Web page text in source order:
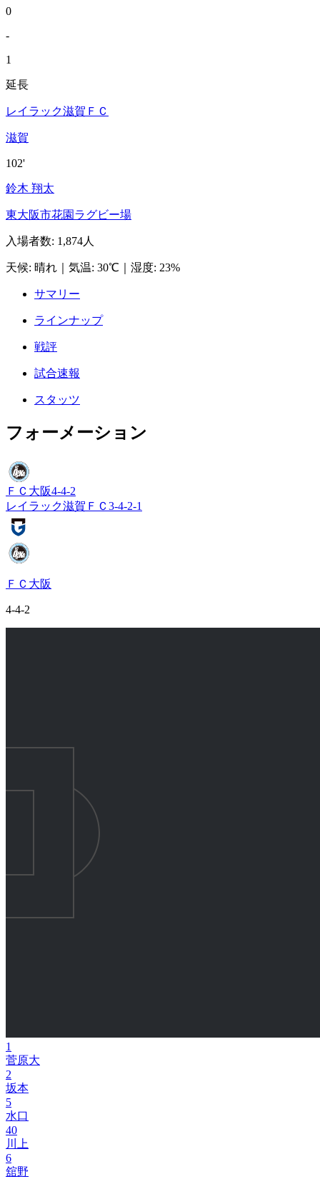
0
-
1
延長
レイラック滋賀ＦＣ
滋賀
102'
鈴木 翔太
東大阪市花園ラグビー場
入場者数: 1,874人
天候: 晴れ 気温: 30℃ 湿度: 23%
サマリー
ラインナップ
戦評
試合速報
スタッツ
フォーメーション
ＦＣ大阪4-4-2
レイラック滋賀ＦＣ 3-4-2-1
ＦＣ大阪
4-4-2
1
菅原大
2
坂本
5
水口
40
川上
6
舘野